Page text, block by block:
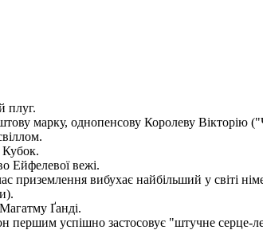
плуг.
марку, однопенсову Королеву Вікторію
Кубок.
Ейфелевої вежі.
вибухає найбільший у світі
Ґанді.
першим успішно застосовує "штучне серце-